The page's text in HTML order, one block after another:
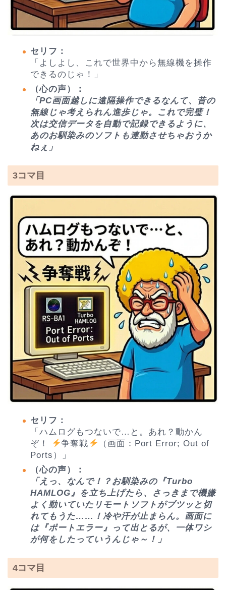
セリフ：
「よしよし、これで世界中から無線機を操作
できるのじゃ！」
（心の声）：
「PC画面越しに遠隔操作できるなんて、昔の
無線じゃ考えられん進歩じゃ。これで完璧！
次は交信データを自動で記録できるように、
あのお馴染みのソフトも連動させちゃおうか
ねぇ」
3コマ目
セリフ：
「ハムログもつないで…と。あれ？動かん
ぞ！
争奪戦
（画面：Port Error; Out of
Ports）」
（心の声）：
「えっ、なんで！？お馴染みの『Turbo
HAMLOG』を立ち上げたら、さっきまで機嫌
よく動いていたリモートソフトがブツッと切
れてもうた……！冷や汗が止まらん。画面に
は『ポートエラー』って出とるが、一体ワシ
が何をしたっていうんじゃ～！」
4コマ目